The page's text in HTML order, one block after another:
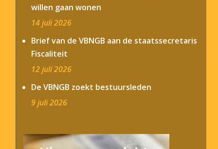
willen gaan wonen
14 juli 2026
Brief van de VBNGB aan de staatssecretaris
Fiscaliteit
12 juli 2026
De VBNGB zoekt bestuursleden
9 juli 2026